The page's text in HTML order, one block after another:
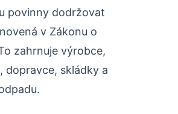
povinny dodržovat
v Zákonu o
zahrnuje výrobce,
dopravce, skládky a